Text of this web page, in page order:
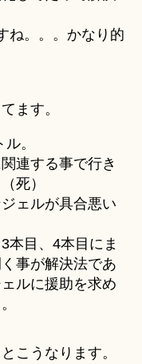
ね。。。かなり的
ます。
。
連する事で行き
死）
ェルが具合悪い
本目、4本目にま
事が解決法であ
ルに援助を求め
こうなります。